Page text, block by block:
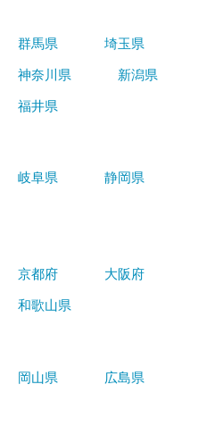
群馬県
埼玉県
神奈川県
新潟県
福井県
岐阜県
静岡県
京都府
大阪府
和歌山県
岡山県
広島県